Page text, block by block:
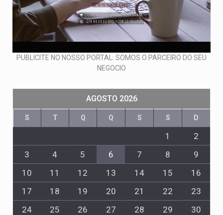
PUBLICITE NO NOSSO PORTAL: SOMOS O PARCEIRO DO SEU
NEGOCIO
AGOSTO 2026
S T Q Q S S D
1
2
3
4 5 6 7 8
9
10
11 12 13 14 15
16
17
18 19 20 21 22
23
24
25 26 27 28 29
30